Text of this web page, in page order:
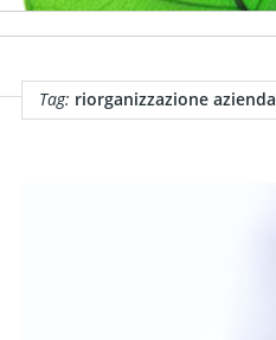
Tag: riorganizzazione azienda